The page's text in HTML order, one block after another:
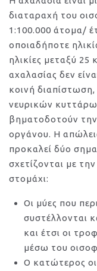
διαταραχή του
1:100.000 άτομα/
οποιαδήποτε
ηλικίες μεταξύ 25
αχαλασίας δεν
κοινή
νευρικών
βηματοδοτούν
οργάνου. Η
προκαλεί δύο
σχετίζονται με
στομάχι:
Οι μύες που
συστέλλονται
και έτσι οι
μέσω του
Ο κατώτερος